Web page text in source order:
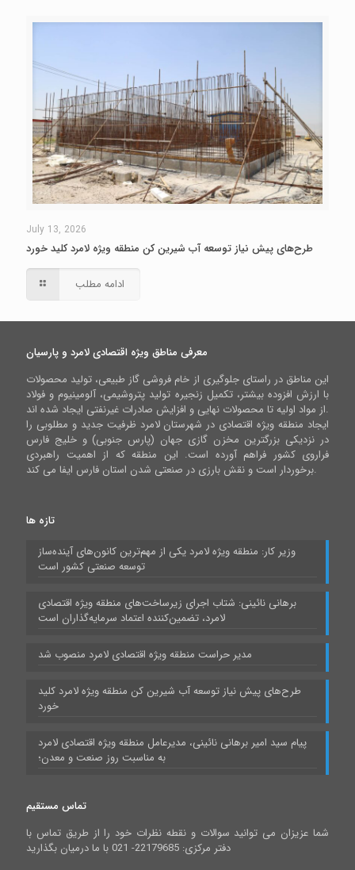
July 13, 2026
طرح‌های پیش نیاز توسعه آب شیرین کن منطقه ویژه لامرد کلید خورد
ادامه مطلب
معرفی مناطق ویژه اقتصادی لامرد و پارسیان
این مناطق در راستای جلوگیری از خام فروشی گاز طبیعی، تولید محصولات
با ارزش افزوده بیشتر، تکمیل زنجیره تولید پتروشیمی، آلومینیوم و فولاد
از مواد اولیه تا محصولات نهایی و افزایش صادرات غیرنفتی ایجاد شده اند.
ایجاد منطقه ویژه اقتصادی در شهرستان لامرد ظرفیت جدید و مطلوبی را
در نزدیکی بزرگترین مخزن گازی جهان (پارس جنوبی) و خلیج فارس
فراروی کشور فراهم آورده است. این منطقه که از اهمیت راهبردی
برخوردار است و نقش بارزی در صنعتی شدن استان فارس ایفا می کند.
تازه ها
وزیر کار: منطقه ویژه لامرد یکی از مهم‌ترین کانون‌های آینده‌ساز
توسعه صنعتی کشور است
برهانی نائینی: شتاب اجرای زیرساخت‌های منطقه ویژه اقتصادی
لامرد، تضمین‌کننده اعتماد سرمایه‌گذاران است
مدیر حراست منطقه ویژه اقتصادی لامرد منصوب شد
طرح‌های پیش نیاز توسعه آب شیرین کن منطقه ویژه لامرد کلید
خورد
پیام سید امیر برهانی نائینی، مدیرعامل منطقه ویژه اقتصادی لامرد
به مناسبت روز صنعت و معدن؛
تماس مستقیم
شما عزیزان می توانید سوالات و نقطه نظرات خود را از طریق تماس با
دفتر مرکزی: 22179685- 021 با ما درمیان بگذارید